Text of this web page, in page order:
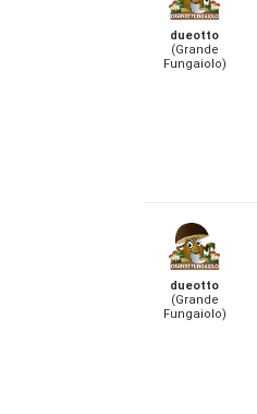
dueotto
(Grande
Fungaiolo)
dueotto
(Grande
Fungaiolo)